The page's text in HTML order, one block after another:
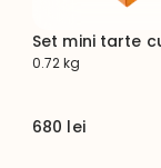
Set mini tarte
0.72 kg
680 lei